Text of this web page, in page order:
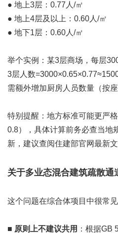
● 地上3层：0.77人/㎡
● 地上4层及以上：0.60人/㎡
● 地下1层：0.60人/㎡
举个实例：某3层商场，每层
3层人数
需额外增加厨房人员数量（按座
特别提醒：地方标准可能更严
0.8），具体计算前务必查当地
新，建议查阅住建部官网最新文
关于多业态混合建筑疏散通
这个问题在综合体项目中很常
■ 原则上不建议共用 ：根据GB